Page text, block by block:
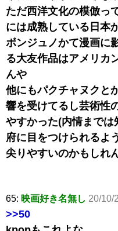
ただ西洋文化の模倣っ
には成熟している日本
ボンジュノかて漫画に
る大友作品はアメリカ
んや
他にもパクチャヌクと
響を受けてるし芸術性
やすかった(内情まで
府に目をつけられるよ
尖りやすいのかもしれ
65: 映画好き名無し 20/10/
>>50